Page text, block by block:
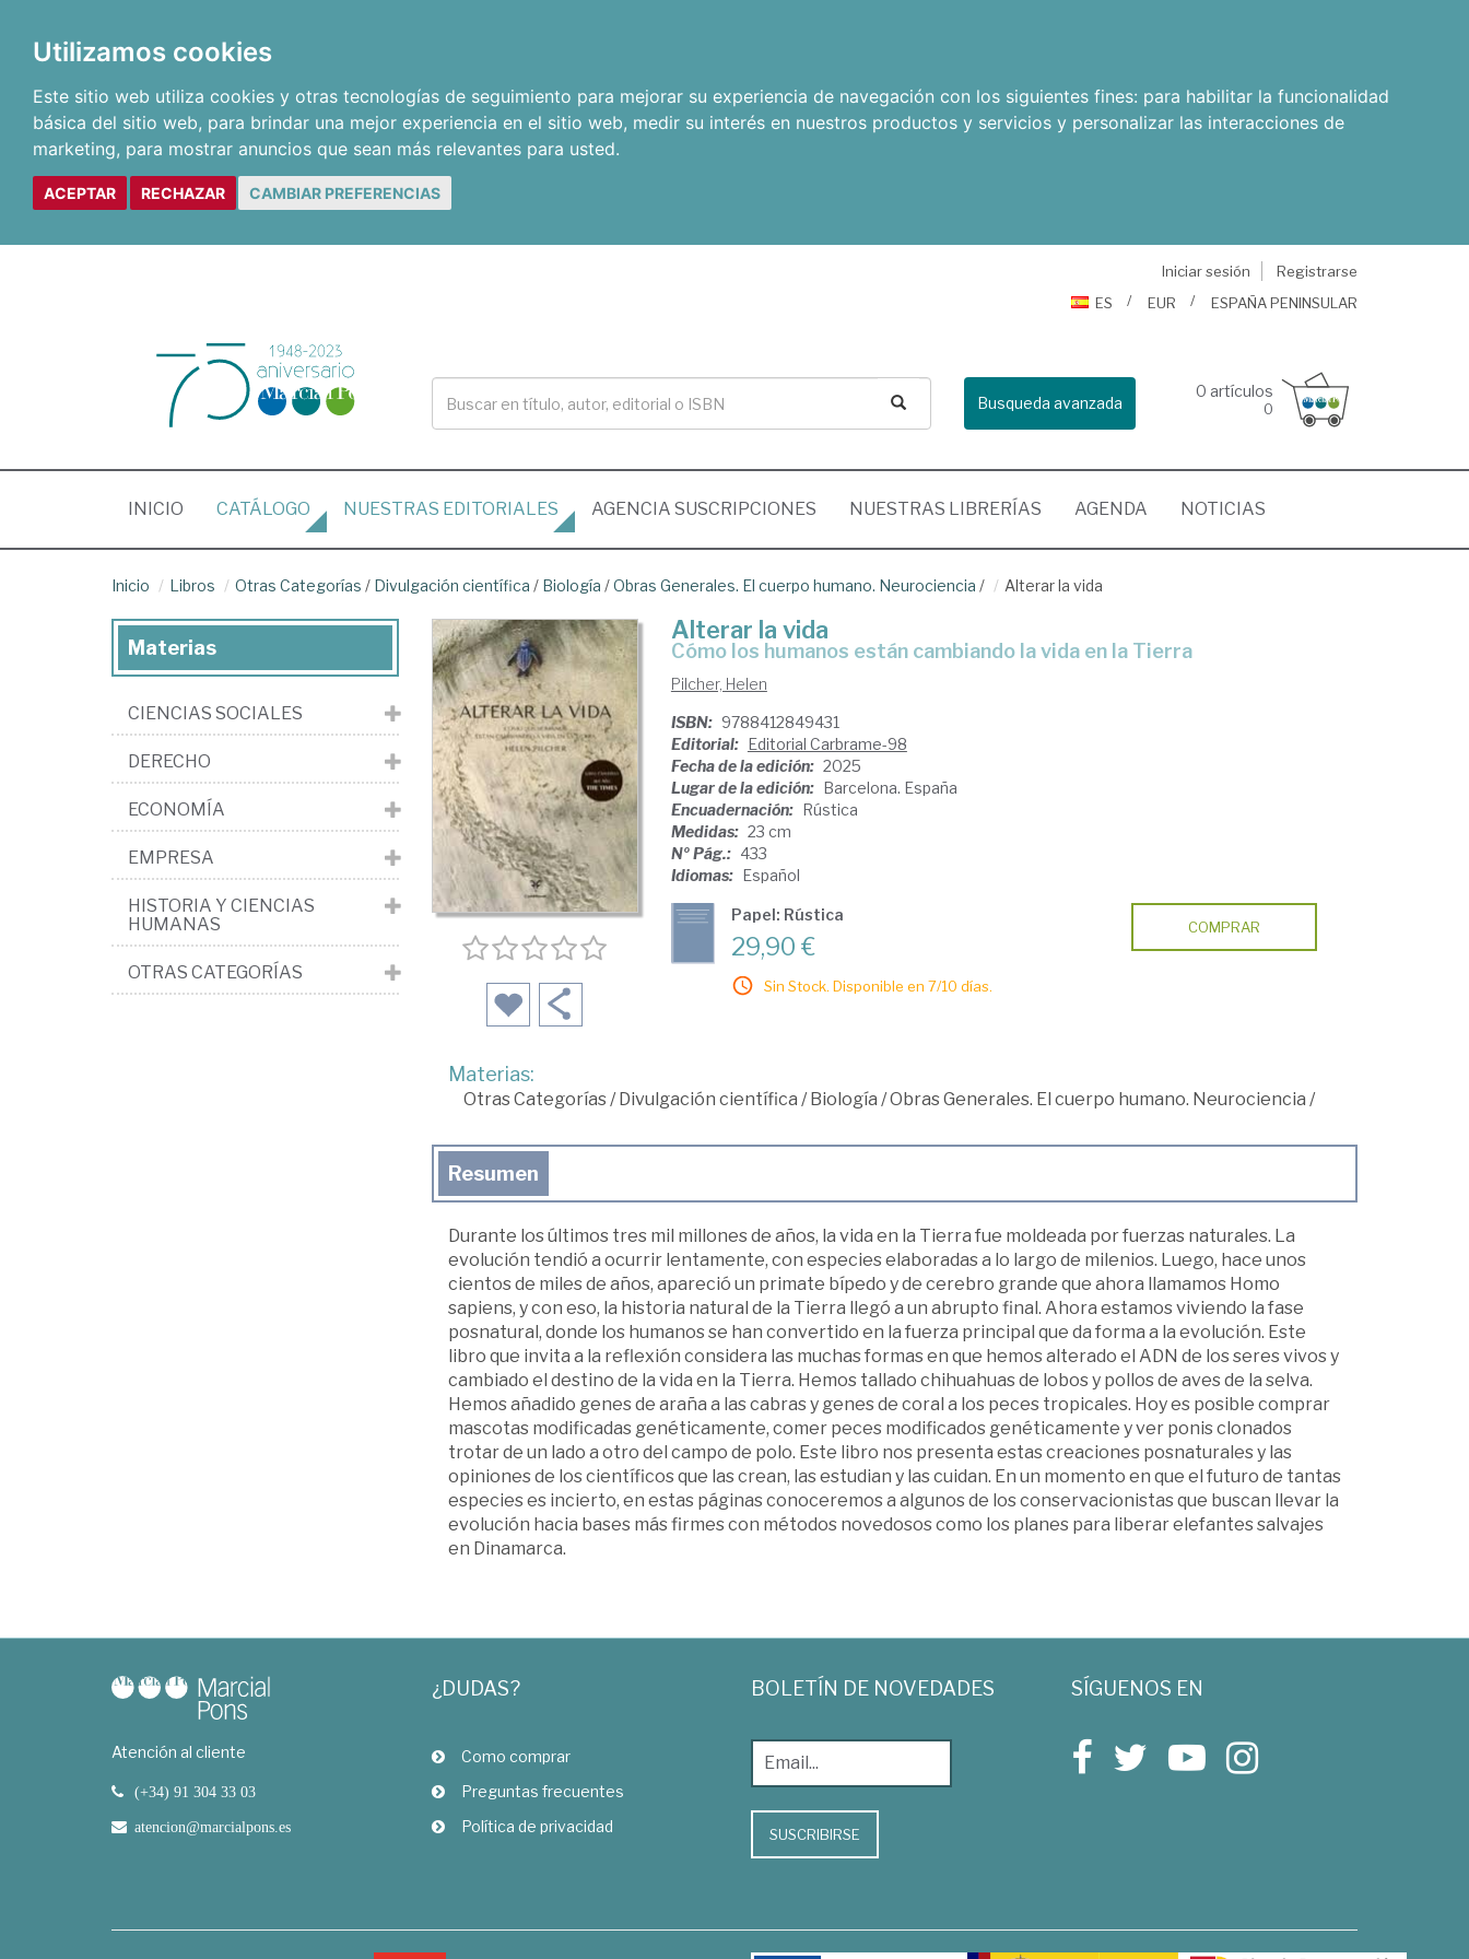
Utilizamos cookies
Este sitio web utiliza cookies y otras tecnologías de seguimiento para mejorar su experiencia de navegación con los siguientes fines: para habilitar la funcionalidad
básica del sitio web, para brindar una mejor experiencia en el sitio web, medir su interés en nuestros productos y servicios y personalizar las interacciones de
marketing, para mostrar anuncios que sean más relevantes para usted.
ACEPTAR RECHAZAR CAMBIAR PREFERENCIAS
Iniciar sesión
Registrarse
ES
EUR ESPAÑA PENINSULAR
Busqueda avanzada
0 artículos
0
INICIO (CURRENT)
CATÁLOGO NUESTRAS EDITORIALES AGENCIA SUSCRIPCIONES NUESTRAS LIBRERÍAS AGENDA NOTICIAS
Inicio Libros Otras Categorías / Divulgación científica / Biología /Obras Generales. El cuerpo humano. Neurociencia / Alterar la vida
Alterar la vida
Cómo los humanos están cambiando la vida en la Tierra
Pilcher, Helen
ISBN: 9788412849431
Editorial: Editorial Carbrame-98
Fecha de la edición: 2025
Lugar de la edición: Barcelona. España
Encuadernación: Rústica
Medidas: 23 cm
Nº Pág.: 433
Idiomas: Español
Papel: Rústica
29,90 €
Sin Stock. Disponible en 7/10 días.
COMPRAR
Materias:
Otras Categorías/Divulgación científica /Biología /Obras Generales. El cuerpo humano. Neurociencia /
Resumen
Durante los últimos tres mil millones de años, la vida en la Tierra fue moldeada por fuerzas naturales. La
evolución tendió a ocurrir lentamente, con especies elaboradas a lo largo de milenios. Luego, hace unos
cientos de miles de años, apareció un primate bípedo y de cerebro grande que ahora llamamos Homo
sapiens, y con eso, la historia natural de la Tierra llegó a un abrupto final. Ahora estamos viviendo la fase
posnatural, donde los humanos se han convertido en la fuerza principal que da forma a la evolución. Este
libro que invita a la reflexión considera las muchas formas en que hemos alterado el ADN de los seres vivos y
cambiado el destino de la vida en la Tierra. Hemos tallado chihuahuas de lobos y pollos de aves de la selva.
Hemos añadido genes de araña a las cabras y genes de coral a los peces tropicales. Hoy es posible comprar
mascotas modificadas genéticamente, comer peces modificados genéticamente y ver ponis clonados
trotar de un lado a otro del campo de polo. Este libro nos presenta estas creaciones posnaturales y las
opiniones de los científicos que las crean, las estudian y las cuidan. En un momento en que el futuro de tantas
especies es incierto, en estas páginas conoceremos a algunos de los conservacionistas que buscan llevar la
evolución hacia bases más firmes con métodos novedosos como los planes para liberar elefantes salvajes
en Dinamarca.
Materias
CIENCIAS SOCIALES
DERECHO
ECONOMÍA
EMPRESA
HISTORIA Y CIENCIAS
HUMANAS
OTRAS CATEGORÍAS
Atención al cliente
(+34) 91 304 33 03
atencion@marcialpons.es
¿DUDAS?
Como comprar
Preguntas frecuentes
Política de privacidad
BOLETÍN DE NOVEDADES
SUSCRIBIRSE
SÍGUENOS EN